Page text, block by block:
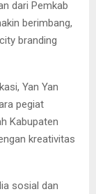
dari Pemkab
berimbang,
branding
Yan Yan
pegiat
Kabupaten
kreativitas
sosial dan